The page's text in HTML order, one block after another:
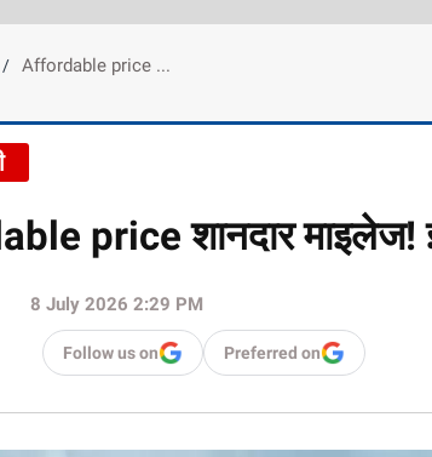
/ Affordable price ...
price शानदार माइलेज!
8 July 2026 2:29 PM
Follow us on Preferred on